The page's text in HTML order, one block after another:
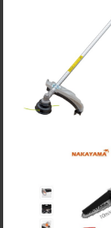
Ενημερωθείτε